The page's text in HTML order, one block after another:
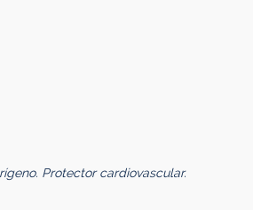
Protector cardiovascular.